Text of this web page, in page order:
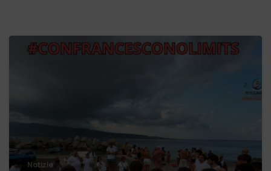
Notizie